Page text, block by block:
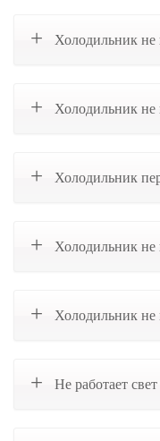
Холодильник не
Холодильник не
Холодильник
Холодильник не
Холодильник не
Не работает